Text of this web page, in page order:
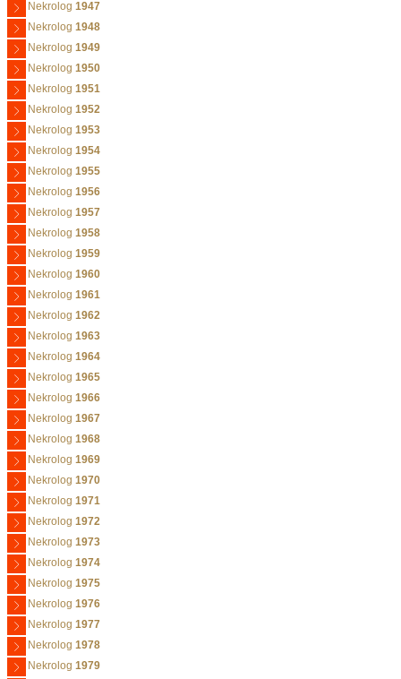
Nekrolog 1947
Nekrolog 1948
Nekrolog 1949
Nekrolog 1950
Nekrolog 1951
Nekrolog 1952
Nekrolog 1953
Nekrolog 1954
Nekrolog 1955
Nekrolog 1956
Nekrolog 1957
Nekrolog 1958
Nekrolog 1959
Nekrolog 1960
Nekrolog 1961
Nekrolog 1962
Nekrolog 1963
Nekrolog 1964
Nekrolog 1965
Nekrolog 1966
Nekrolog 1967
Nekrolog 1968
Nekrolog 1969
Nekrolog 1970
Nekrolog 1971
Nekrolog 1972
Nekrolog 1973
Nekrolog 1974
Nekrolog 1975
Nekrolog 1976
Nekrolog 1977
Nekrolog 1978
Nekrolog 1979